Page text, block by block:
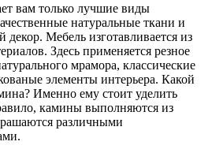
вам только лучшие виды
натуральные ткани и
декор. Мебель изготавливается из
Здесь применяется резное
мрамора, классические
элементы интерьера. Какой
Именно ему стоит уделить
камины выполняются из
различными